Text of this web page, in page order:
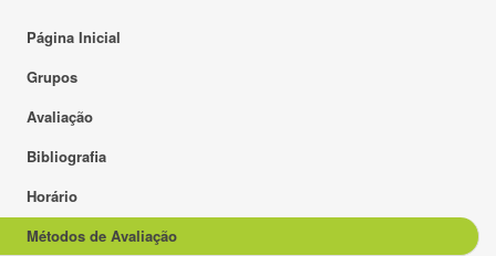
Página Inicial
Grupos
Avaliação
Bibliografia
Horário
Métodos de Avaliação